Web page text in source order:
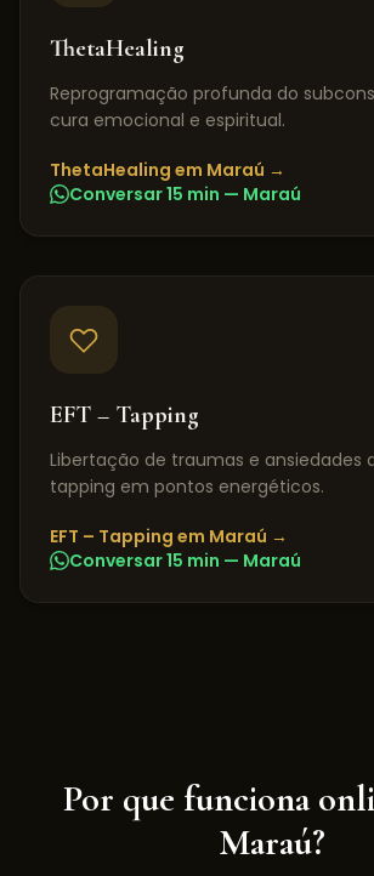
ThetaHealing
Reprogramação profunda do
cura emocional e espiritual.
ThetaHealing em Maraú →
Conversar 15 min — Maraú
EFT – Tapping
Libertação de traumas e ansiedades
tapping em pontos energéticos.
EFT – Tapping em Maraú →
Conversar 15 min — Maraú
Por que funciona
Maraú?